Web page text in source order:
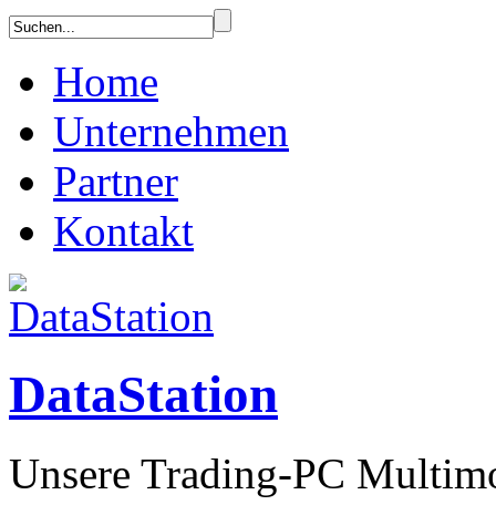
Home
Unternehmen
Partner
Kontakt
DataStation
Unsere Trading-PC